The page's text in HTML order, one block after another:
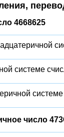
4668625
системе
число